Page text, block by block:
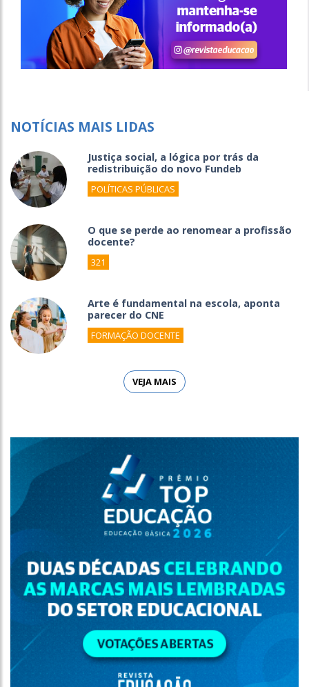
NOTÍCIAS MAIS LIDAS
Justiça social, a lógica por trás da
redistribuição do novo Fundeb
POLÍTICAS PÚBLICAS
O que se perde ao renomear a profissão
docente?
321
Arte é fundamental na escola, aponta
parecer do CNE
FORMAÇÃO DOCENTE
VEJA MAIS